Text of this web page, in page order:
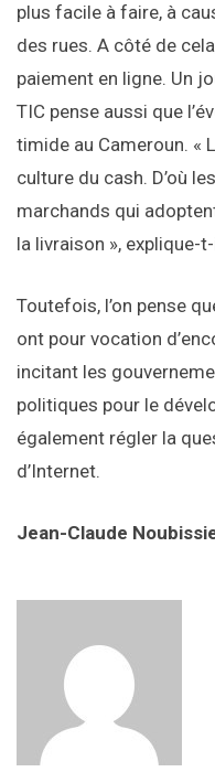
plus facile à faire, à
des rues. A côté de
paiement en ligne. Un
TIC pense aussi que
timide au Cameroun. «
culture du cash. D’où
marchands qui
la livraison », explique-
Toutefois, l’on pense
ont pour vocation
incitant les
politiques pour le
également régler la
d’Internet.
Jean-Claude